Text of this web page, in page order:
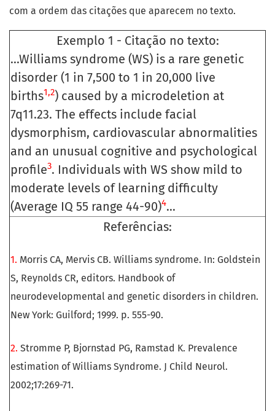
com a ordem das citações que aparecem no texto.
Exemplo 1 - Citação no texto:
...Williams syndrome (WS) is a rare genetic
disorder (1 in 7,500 to 1 in 20,000 live
births1,2) caused by a microdeletion at
7q11.23. The effects include facial
dysmorphism, cardiovascular abnormalities
and an unusual cognitive and psychological
profile3. Individuals with WS show mild to
moderate levels of learning difficulty
(Average IQ 55 range 44-90)4...
Referências:
1. Morris CA, Mervis CB. Williams syndrome. In: Goldstein
S, Reynolds CR, editors. Handbook of
neurodevelopmental and genetic disorders in children.
New York: Guilford; 1999. p. 555-90.
2. Stromme P, Bjornstad PG, Ramstad K. Prevalence
estimation of Williams Syndrome. J Child Neurol.
2002;17:269-71.